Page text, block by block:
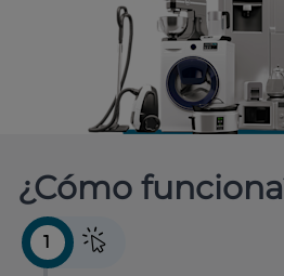
¿Cómo
1